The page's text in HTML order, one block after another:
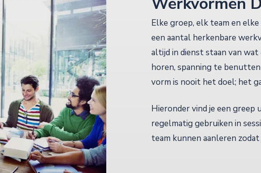
Elke groep, elk team en
een aantal herkenbare
altijd in dienst staan van
horen, spanning te
vorm is nooit het doel; het
Hieronder vind je een greep
regelmatig gebruiken in
team kunnen aanleren